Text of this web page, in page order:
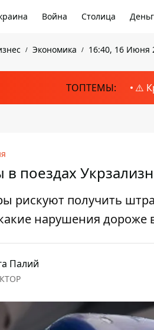
Война Столица
Экономика 16:40, 16 Июня
ТОПТЕМЫ: ⚠️
поездах
рискуют получить
нарушения дороже
Палий